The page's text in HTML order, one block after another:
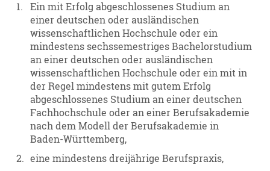
1.
Ein mit Erfolg abgeschlossenes Studium an
einer deutschen oder ausländischen
wissenschaftlichen Hochschule oder ein
mindestens sechssemestriges Bachelorstudium
an einer deutschen oder ausländischen
wissenschaftlichen Hochschule oder ein mit in
der Regel mindestens mit gutem Erfolg
abgeschlossenes Studium an einer deutschen
Fachhochschule oder an einer Berufsakademie
nach dem Modell der Berufsakademie in
Baden-Württemberg,
2. eine mindestens dreijährige Berufspraxis,